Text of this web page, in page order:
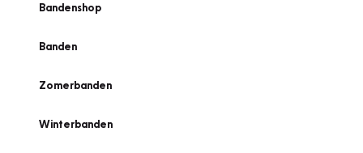
Bandenshop
Banden
Zomerbanden
Winterbanden